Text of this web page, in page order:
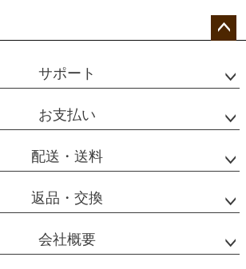
ップ
サポート
お支払い
配送・送料
返品・交換
会社概要